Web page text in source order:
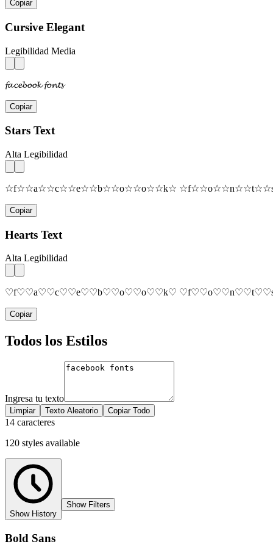
Copiar
Cursive Elegant
Legibilidad Media
𝓯𝓪𝓬𝓮𝓫𝓸𝓸𝓴 𝓯𝓸𝓷𝓽𝓼
Copiar
Stars Text
Alta Legibilidad
☆f☆☆a☆☆c☆☆e☆☆b☆☆o☆☆o☆☆k☆
Copiar
Hearts Text
Alta Legibilidad
♡f♡♡a♡♡c♡♡e♡♡b♡♡o♡♡o♡♡k♡
Copiar
Todos los Estilos
Ingresa tu texto
Limpiar Texto Aleatorio Copiar Todo
14 caracteres
120 styles available
Show History
Show Filters
Bold Sans